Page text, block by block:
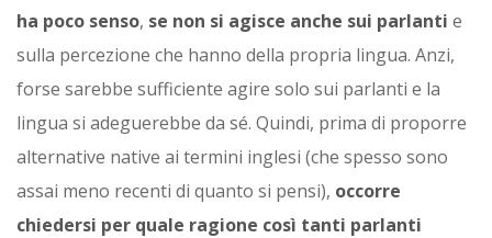
ha poco senso, se non si agisce anche sui parlanti e
sulla percezione che hanno della propria lingua. Anzi,
forse sarebbe sufficiente agire solo sui parlanti e la
lingua si adeguerebbe da sé. Quindi, prima di proporre
alternative native ai termini inglesi (che spesso sono
assai meno recenti di quanto si pensi), occorre
chiedersi per quale ragione così tanti parlanti